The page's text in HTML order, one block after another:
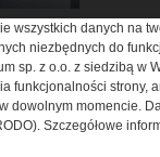
wszystkich danych na
niezbędnych do
sp. z o.o. z siedzibą w
funkcjonalności strony,
dowolnym momencie.
Szczegółowe